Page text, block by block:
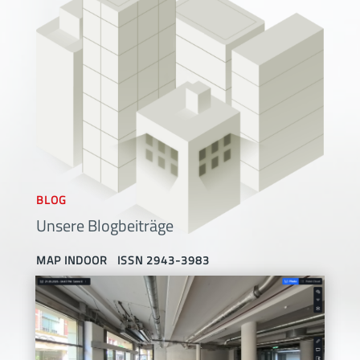
BLOG
Unsere Blogbeiträge
MAP INDOOR ISSN 2943-3983